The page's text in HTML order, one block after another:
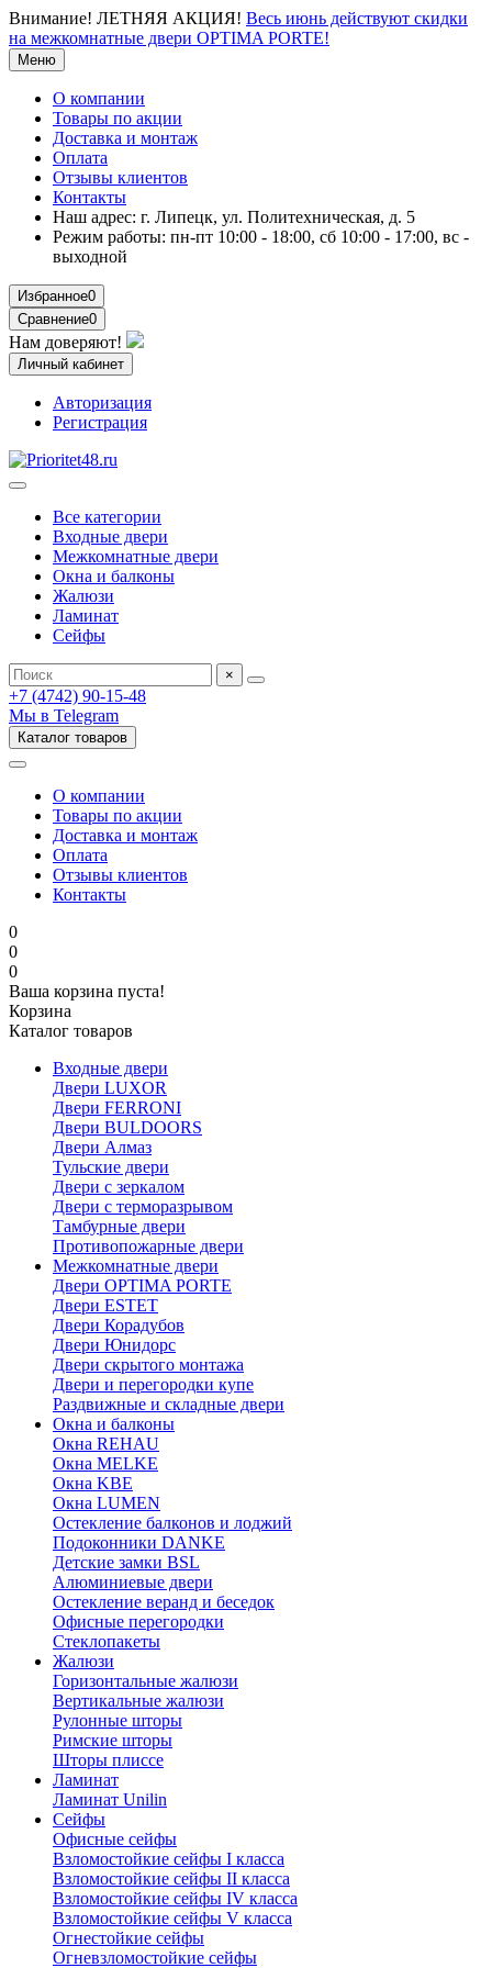
Внимание! ЛЕТНЯЯ АКЦИЯ! Весь июнь действуют скидки
на межкомнатные двери OPTIMA PORTE!
Меню
О компании
Товары по акции
Доставка и монтаж
Оплата
Отзывы клиентов
Контакты
Наш адрес: г. Липецк, ул. Политехническая, д. 5
Режим работы: пн-пт 10:00 - 18:00, сб 10:00 - 17:00, вс -
выходной
Избранное0
Сравнение0
Нам доверяют!
Личный кабинет
Авторизация
Регистрация
Все категории
Входные двери
Межкомнатные двери
Окна и балконы
Жалюзи
Ламинат
Сейфы
×
+7 (4742) 90-15-48
Мы в Telegram
Каталог товаров
О компании
Товары по акции
Доставка и монтаж
Оплата
Отзывы клиентов
Контакты
0
0
0
Ваша корзина пуста!
Корзина
Каталог товаров
Входные двери
Двери LUXOR
Двери FERRONI
Двери BULDOORS
Двери Алмаз
Тульские двери
Двери с зеркалом
Двери с терморазрывом
Тамбурные двери
Противопожарные двери
Межкомнатные двери
Двери OPTIMA PORTE
Двери ESTET
Двери Корадубов
Двери Юнидорс
Двери скрытого монтажа
Двери и перегородки купе
Раздвижные и складные двери
Окна и балконы
Окна REHAU
Окна MELKE
Окна KBE
Окна LUMEN
Остекление балконов и лоджий
Подоконники DANKE
Детские замки BSL
Алюминиевые двери
Остекление веранд и беседок
Офисные перегородки
Стеклопакеты
Жалюзи
Горизонтальные жалюзи
Вертикальные жалюзи
Рулонные шторы
Римские шторы
Шторы плиссе
Ламинат
Ламинат Unilin
Сейфы
Офисные сейфы
Взломостойкие сейфы I класса
Взломостойкие сейфы II класса
Взломостойкие сейфы IV класса
Взломостойкие сейфы V класса
Огнестойкие сейфы
Огневзломостойкие сейфы